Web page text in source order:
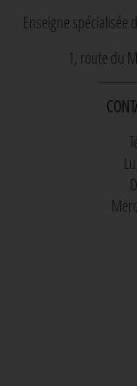
Enseigne spécialisée
1, route du